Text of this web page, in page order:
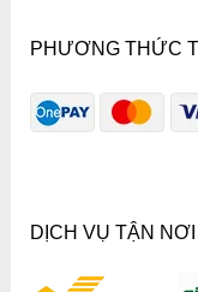
PHƯƠNG THỨC
DỊCH VỤ TẬN